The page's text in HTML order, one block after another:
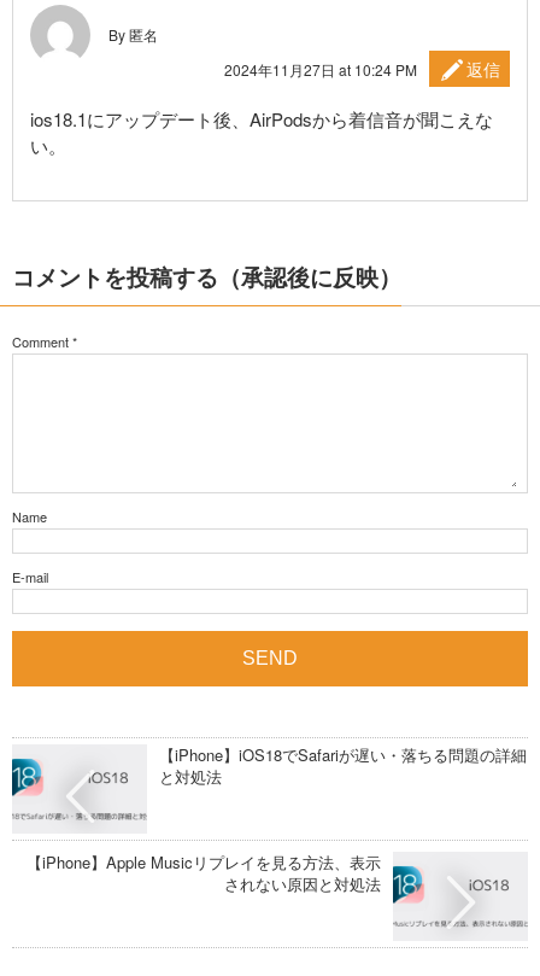
By 匿名
2024年11月27日 at 10:24 PM
返信
ios18.1にアップデート後、AirPodsから着信音が聞こえな
い。
コメントを投稿する（承認後に反映）
Comment*
Name
E-mail
【iPhone】iOS18でSafariが遅い・落ちる問題の詳細
と対処法
【iPhone】Apple Musicリプレイを見る方法、表示
されない原因と対処法